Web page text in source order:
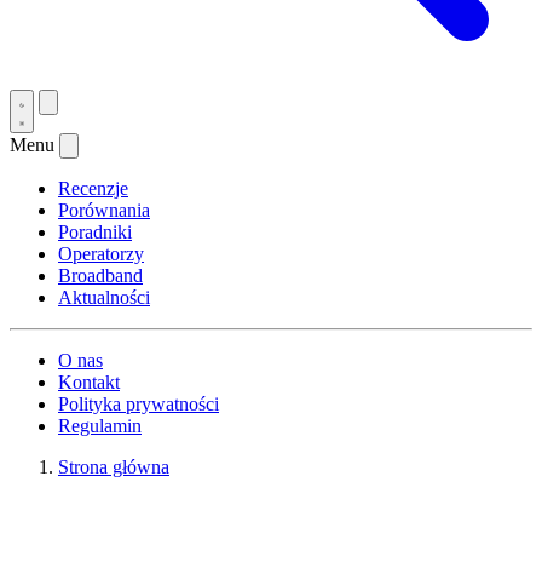
Menu
Recenzje
Porównania
Poradniki
Operatorzy
Broadband
Aktualności
O nas
Kontakt
Polityka prywatności
Regulamin
Strona główna